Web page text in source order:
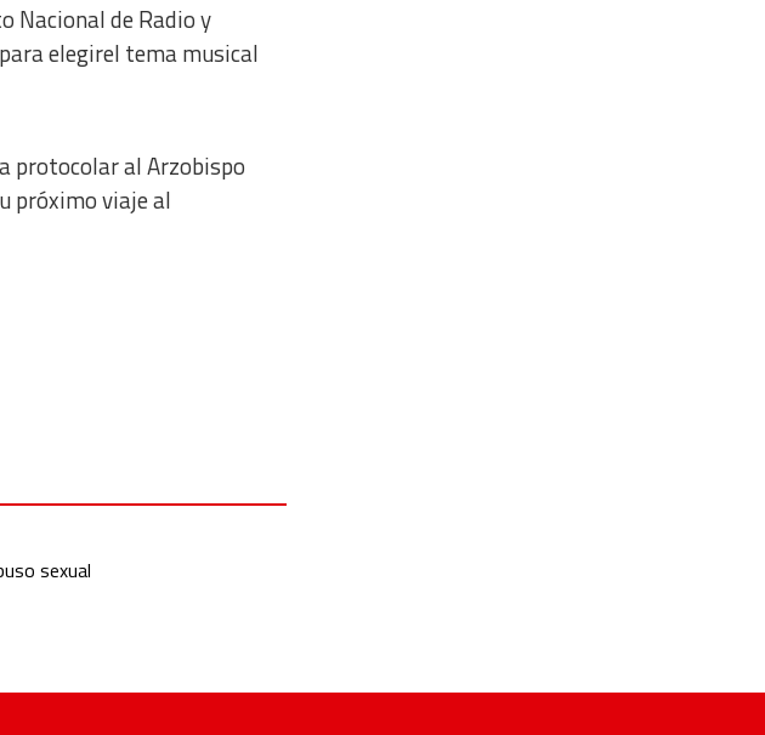
Nacional de Radio y
elegirel tema musical
protocolar al Arzobispo
próximo viaje al
sexual